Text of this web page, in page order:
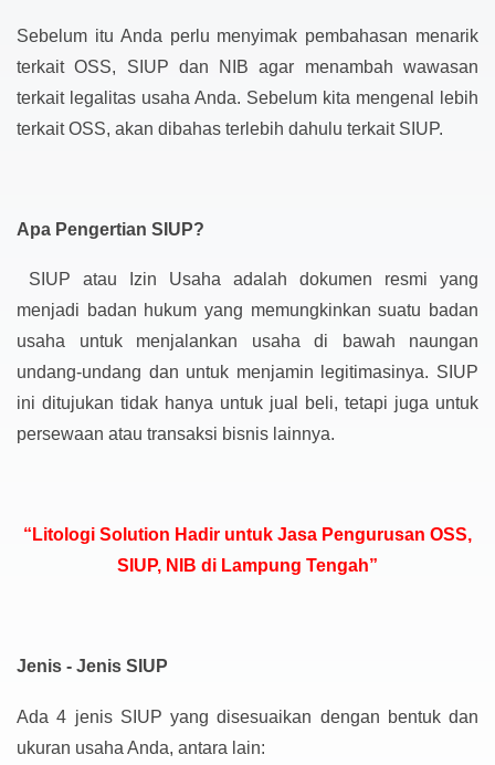
Sebelum itu Anda perlu menyimak pembahasan menarik
terkait OSS, SIUP dan NIB agar menambah wawasan
terkait legalitas usaha Anda. Sebelum kita mengenal lebih
terkait OSS, akan dibahas terlebih dahulu terkait SIUP.
Apa Pengertian SIUP?
SIUP atau Izin Usaha adalah dokumen resmi yang
menjadi badan hukum yang memungkinkan suatu badan
usaha untuk menjalankan usaha di bawah naungan
undang-undang dan untuk menjamin legitimasinya. SIUP
ini ditujukan tidak hanya untuk jual beli, tetapi juga untuk
persewaan atau transaksi bisnis lainnya.
“Litologi Solution Hadir untuk Jasa Pengurusan OSS,
SIUP, NIB di Lampung Tengah”
Jenis - Jenis SIUP
Ada 4 jenis SIUP yang disesuaikan dengan bentuk dan
ukuran usaha Anda, antara lain: